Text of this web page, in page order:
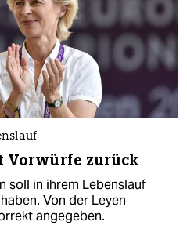
Vorwürfe zurück
soll in ihrem Lebenslauf
Von der Leyen
angegeben.